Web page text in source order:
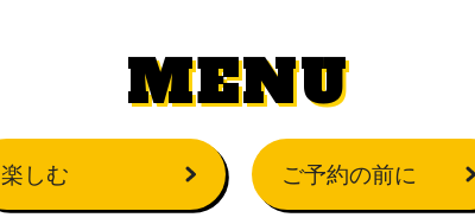
MENU
楽しむ ご予約の前に